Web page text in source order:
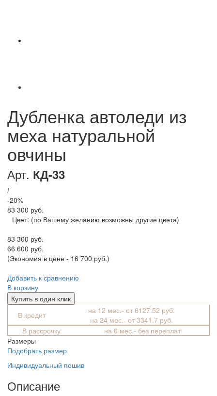
Дубленка автоледи из
меха натуральной
овчины
Арт. КД-33
i
-20%
83 300 руб.
Цвет: (по Вашему желанию возможны другие цвета)
83 300 руб.
66 600 руб.
(Экономия в цене - 16 700 руб.)
Добавить к сравнению
В корзину
Купить в один клик
В кредит
на 12 мес.- от 6127.52 руб.
на 24 мес.- от 3341.7 руб.
В рассрочку
на 6 мес.- без переплат
Размеры
Подобрать размер
Индивидуальный пошив
Описание